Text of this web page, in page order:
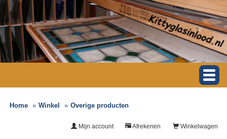
Home Winkel Overige producten
Winkelwagen
Afrekenen
Mijn account